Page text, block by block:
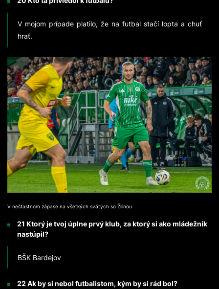
V mojom prípade platilo, že na futbal stačí lopta a chuť
hrať.
V nešťastnom zápase na všetkých svätých so Žilinou
21 Ktorý je tvoj úplne prvý klub, za ktorý si ako mládežník
nastúpil?
BŠK Bardejov
22 Ak by si nebol futbalistom, kým by si rád bol?